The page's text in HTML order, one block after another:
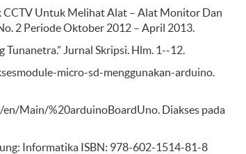
CCTV Untuk Melihat Alat – Alat Monitor Dan
2 Periode Oktober 2012 – April 2013.
Jurnal Skripsi. Hlm. 1--12.
micro-sd-menggunakan-arduino.
Main/%20arduinoBoardUno. Diakses pada
Informatika ISBN: 978-602-1514-81-8